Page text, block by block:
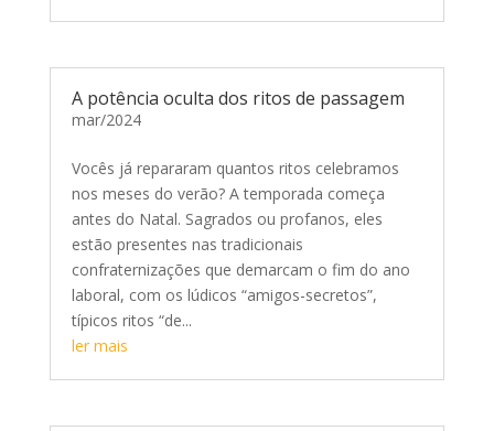
A potência oculta dos ritos de passagem
mar/2024
Vocês já repararam quantos ritos celebramos
nos meses do verão? A temporada começa
antes do Natal. Sagrados ou profanos, eles
estão presentes nas tradicionais
confraternizações que demarcam o fim do ano
laboral, com os lúdicos “amigos-secretos”,
típicos ritos “de...
ler mais